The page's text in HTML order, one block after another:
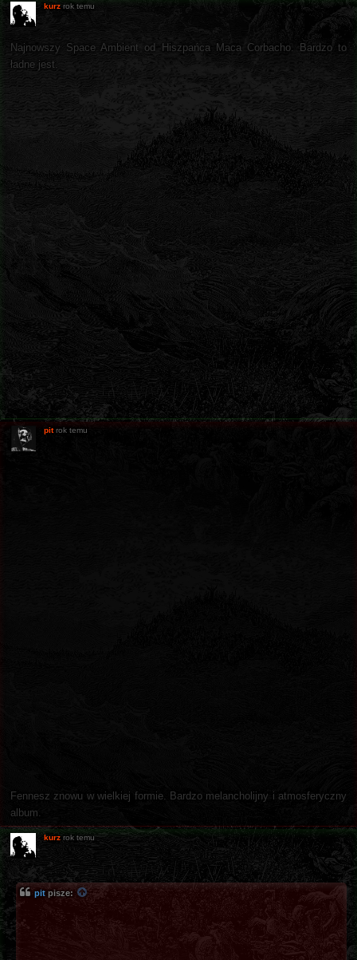
kurz rok temu
Najnowszy Space Ambient od Hiszpańca Maca Corbacho. Bardzo to
ładne jest.
pit rok temu
Fennesz znowu w wielkiej formie. Bardzo melancholijny i atmosferyczny
album.
kurz rok temu
pit pisze: